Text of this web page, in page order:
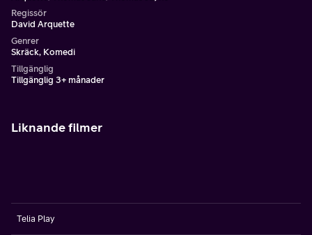
Regissör
David Arquette
Genrer
Skräck, Komedi
Tillgänglig
Tillgänglig 3+ månader
Liknande filmer
Telia Play